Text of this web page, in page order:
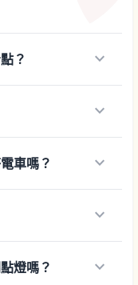
？ keyboard_arrow_down
keyboard_arrow_down
車嗎？ keyboard_arrow_down
keyboard_arrow_down
燈嗎？ keyboard_arrow_down